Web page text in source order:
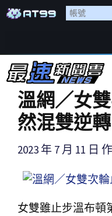
溫網／女
然混雙逆
2023 年 7 月 11 日
女雙雖止步溫布頓